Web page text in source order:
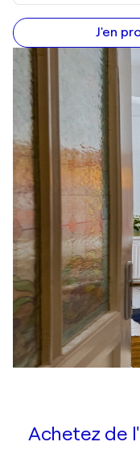
J'en
Achetez de